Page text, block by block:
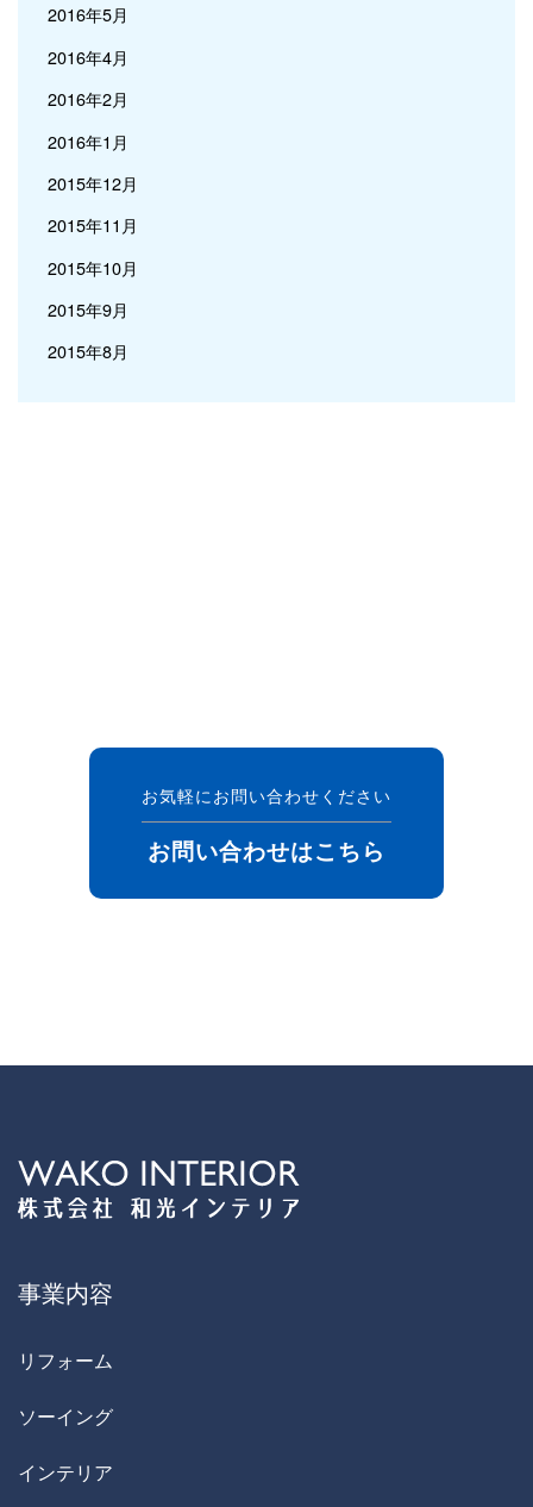
2016年5月
2016年4月
2016年2月
2016年1月
2015年12月
2015年11月
2015年10月
2015年9月
2015年8月
お気軽にお問い合わせください
お問い合わせはこちら
事業内容
リフォーム
ソーイング
インテリア